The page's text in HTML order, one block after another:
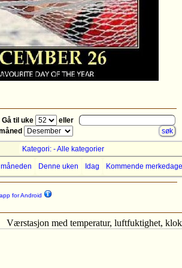
Gå til uke
eller
Kategori: - Alle kategorier
Denne uken Idag Kommende
for Android
Værstasjon med temperatur, luftfuktighet,